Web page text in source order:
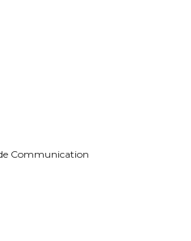
Communication